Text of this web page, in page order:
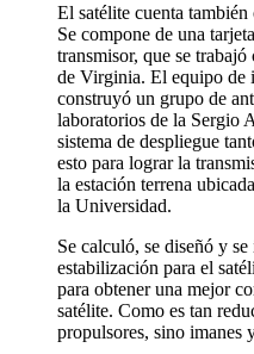
El satélite cuenta
Se compone de una
transmisor, que se
de Virginia. El equipo de
construyó un grupo de
laboratorios de la Sergio
sistema de despliegue
esto para lograr la
la estación terrena
la Universidad.
Se calculó, se diseñó y
estabilización para el
para obtener una mejor
satélite. Como es tan
propulsores, sino imanes